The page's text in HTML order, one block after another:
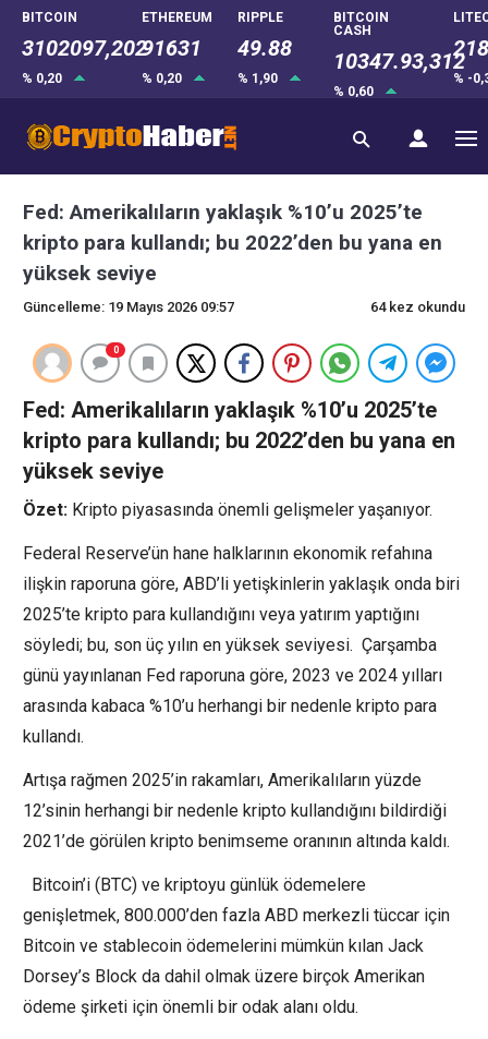
BITCOIN
3102097,202
% 0,20
ETHEREUM
91631
% 0,20
RIPPLE
49.88
% 1,90
BITCOIN
CASH
10347.93,312
% 0,60
% -
Fed: Amerikalıların yaklaşık %10’u 2025’te
kripto para kullandı; bu 2022’den bu yana en
yüksek seviye
Güncelleme: 19 Mayıs 2026 09:57 64 kez okundu
0
Fed: Amerikalıların yaklaşık %10’u 2025’te
kripto para kullandı; bu 2022’den bu yana en
yüksek seviye
Özet: Kripto piyasasında önemli gelişmeler yaşanıyor.
Federal Reserve’ün hane halklarının ekonomik refahına
ilişkin raporuna göre, ABD’li yetişkinlerin yaklaşık onda biri
2025’te kripto para kullandığını veya yatırım yaptığını
söyledi; bu, son üç yılın en yüksek seviyesi. Çarşamba
günü yayınlanan Fed raporuna göre, 2023 ve 2024 yılları
arasında kabaca %10’u herhangi bir nedenle kripto para
kullandı.
Artışa rağmen 2025’in rakamları, Amerikalıların yüzde
12’sinin herhangi bir nedenle kripto kullandığını bildirdiği
2021’de görülen kripto benimseme oranının altında kaldı.
Bitcoin’i (BTC) ve kriptoyu günlük ödemelere
genişletmek, 800.000’den fazla ABD merkezli tüccar için
Bitcoin ve stablecoin ödemelerini mümkün kılan Jack
Dorsey’s Block da dahil olmak üzere birçok Amerikan
ödeme şirketi için önemli bir odak alanı oldu.